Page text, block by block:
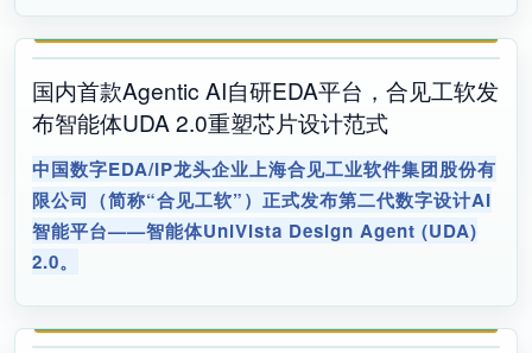
国内首款Agentic AI自研EDA平台，合见工软发
布智能体UDA 2.0重塑芯片设计范式
中国数字EDA/IP龙头企业上海合见工业软件集团股份有
限公司（简称“合见工软”）正式发布第二代数字设计AI
智能平台——智能体UniVista Design Agent (UDA)
2.0。